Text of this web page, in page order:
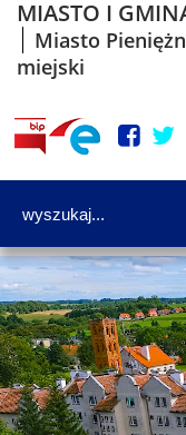
MIASTO I
Miasto
miejski